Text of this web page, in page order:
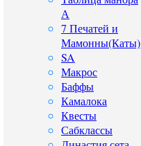
А
7 Печатей и
Мамонны(Каты)
SA
Макрос
Баффы
Камалока
Квесты
Сабклассы